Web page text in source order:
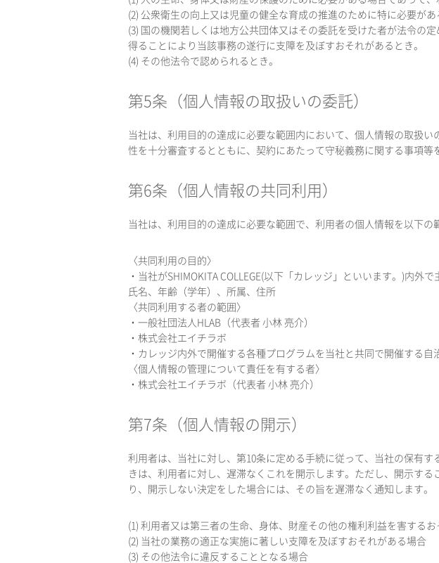
(2) 公衆衛生の向上又は児童の健全な育成の推進のために特に必要が
(3) 国の機関若しくは地方公共団体又はその委託を受けた者が法令の
得ることにより当該事務の遂行に支障を及ぼすおそれがあるとき。
(4) その他法令で認められるとき。
第5条（個人情報の取扱いの委託）
当社は、利用目的の達成に必要な範囲内において、個人情報の取扱
性を十分審査するとともに、契約にあたって守秘義務に関する事項等
第6条（個人情報の共同利用）
当社は、利用目的の達成に必要な範囲で、利用者の個人情報を以下の
〈共同利用の目的〉
・当社がSHIMOKITA COLLEGE(以下「カレッジ」といいます。)内外
氏名、年齢（学年）、所属、住所
〈共同利用する者の範囲〉
・一般社団法人HLAB（代表者 小林 亮介）
・株式会社エイチラボ
・カレッジ内外で開催する各種プログラムを当社と共同で開催する
〈個人情報の管理について責任を有する者〉
・株式会社エイチラボ（代表者 小林 亮介）
第7条（個人情報の開示）
利用者は、当社に対し、第10条に定める手続に従って、当社の保有
きは、利用者に対し、遅滞なくこれを開示します。ただし、開示す
り、開示しない決定をした場合には、その旨を遅滞なく通知します。
(1) 利用者又は第三者の生命、身体、財産その他の権利利益を害する
(2) 当社の業務の適正な実施に著しい支障を及ぼすおそれがある場合
(3) その他法令に違反することとなる場合